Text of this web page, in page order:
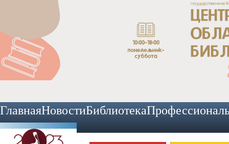
ГлавнаяНовостиБиблиотека